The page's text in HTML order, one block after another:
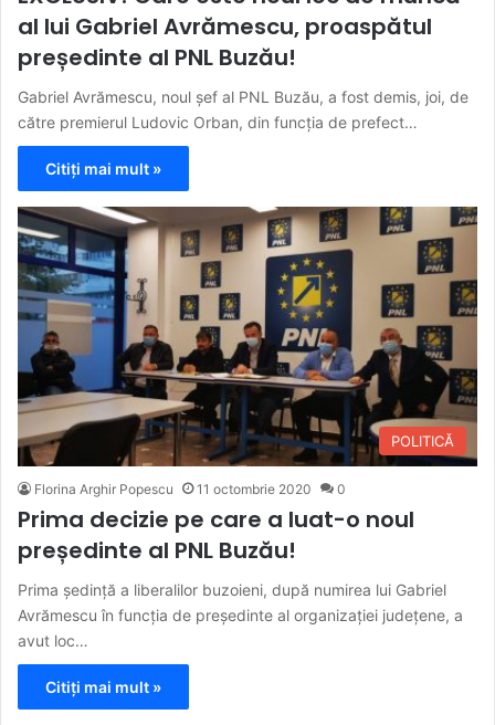
al lui Gabriel Avrămescu, proaspătul
președinte al PNL Buzău!
Gabriel Avrămescu, noul șef al PNL Buzău, a fost demis, joi, de
către premierul Ludovic Orban, din funcția de prefect…
Citiți mai mult »
POLITICĂ
Florina Arghir Popescu 11 octombrie 2020 0
Prima decizie pe care a luat-o noul
președinte al PNL Buzău!
Prima ședință a liberalilor buzoieni, după numirea lui Gabriel
Avrămescu în funcția de președinte al organizației județene, a
avut loc…
Citiți mai mult »